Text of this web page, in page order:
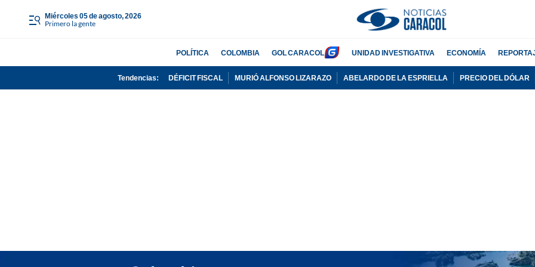
miércoles 05 de agosto, 2026
Primero la gente
POLÍTICA COLOMBIA GOL CARACOL UNIDAD INVESTIGATIVA ECONOMÍA
Tendencias: DÉFICIT FISCAL MURIÓ ALFONSO LIZARAZO ABELARDO DE LA ESPRIELLA PRECIO DEL DÓLAR